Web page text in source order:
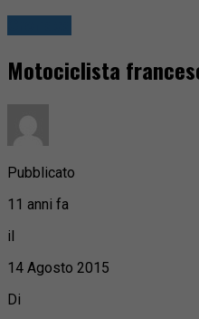
Motociclista
Pubblicato
11 anni fa
il
14 Agosto 2015
Di